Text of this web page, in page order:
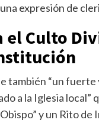
expresión de
el Culto
también “un fuerte
a la Iglesia local”
y un Rito de